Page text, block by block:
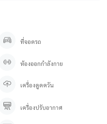
ที่จอดรถ
ห้องออกกำลังกาย
เครื่องดูดควัน
เครื่องปรับอากาศ